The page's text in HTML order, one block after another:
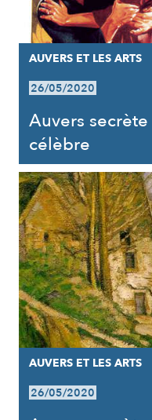
AUVERS ET LES ARTS
26/05/2020
Auvers
célèbre
AUVERS ET LES ARTS
26/05/2020